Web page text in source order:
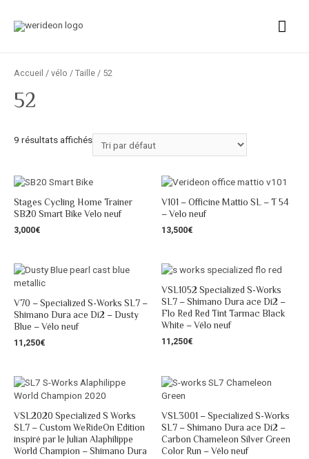
Accueil / vélo / Taille / 52
52
9 résultats affichés
Stages Cycling Home Trainer
SB20 Smart Bike Velo neuf
3,000€
V101 – Officine Mattio SL – T 54
– Velo neuf
13,500€
V70 – Specialized S-Works SL7 –
Shimano Dura ace Di2 – Dusty
Blue – Vélo neuf
11,250€
VSL1052 Specialized S-Works
SL7 – Shimano Dura ace Di2 –
Flo Red Red Tint Tarmac Black
White – Vélo neuf
11,250€
VSL2020 Specialized S Works
SL7 – Custom WeRideOn Edition
inspiré par le Julian Alaphilippe
World Champion – Shimano Dura
VSL3001 – Specialized S-Works
SL7 – Shimano Dura ace Di2 –
Carbon Chameleon Silver Green
Color Run – Vélo neuf